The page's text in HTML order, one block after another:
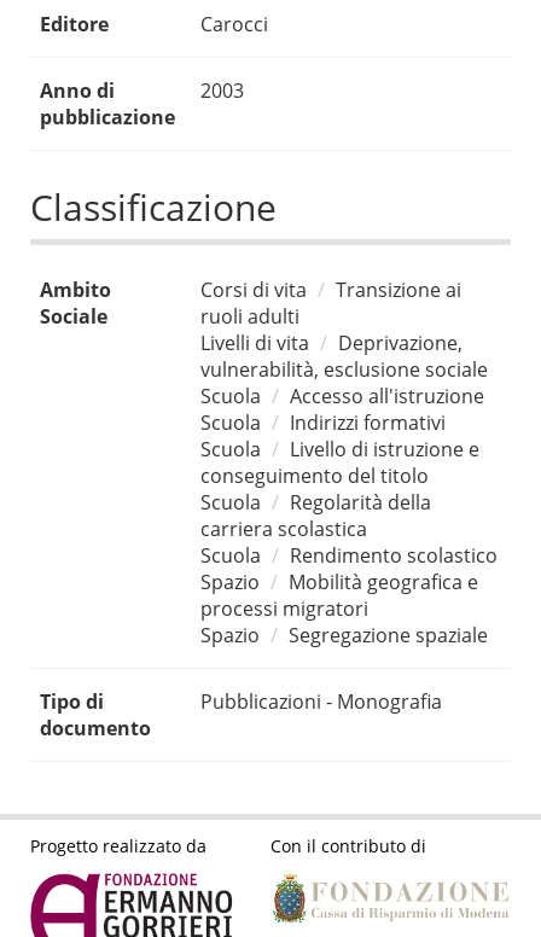
Editore Carocci
Anno di
pubblicazione
2003
Classificazione
Ambito
Sociale
Corsi di vita
Transizione ai
ruoli adulti
Livelli di vita
Deprivazione,
vulnerabilità, esclusione sociale
Scuola
Accesso all'istruzione
Scuola
Indirizzi formativi
Scuola
Livello di istruzione e
conseguimento del titolo
Scuola
Regolarità della
carriera scolastica
Scuola
Rendimento scolastico
Spazio
Mobilità geografica e
processi migratori
Spazio
Segregazione spaziale
Tipo di
documento
Pubblicazioni - Monografia
Progetto realizzato da Con il contributo di